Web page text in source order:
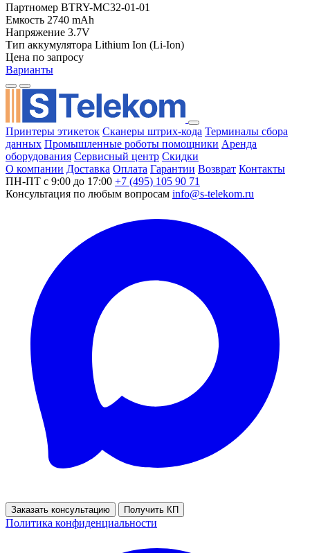
Партномер BTRY-MC32-01-01
Емкость 2740 mAh
Напряжение 3.7V
Тип аккумулятора Lithium Ion (Li-Ion)
Цена по запросу
Варианты
Принтеры этикеток Сканеры штрих-кода Терминалы сбора
данных Промышленные роботы помощники Аренда
оборудования Сервисный центр Скидки
О компании Доставка Оплата Гарантии Возврат Контакты
ПН-ПТ с 9:00 до 17:00 +7 (495) 105 90 71
Консультация по любым вопросам info@s-telekom.ru
Заказать консультацию Получить КП
Политика конфиденциальности